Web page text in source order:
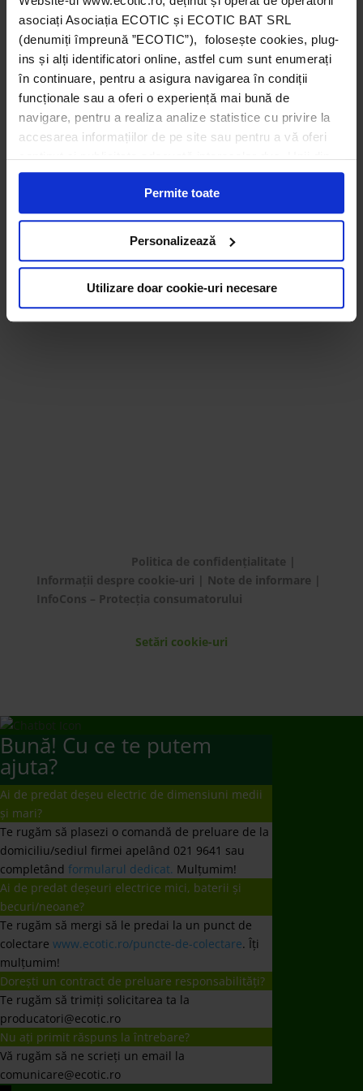
asociați Asociația ECOTIC și ECOTIC BAT SRL
(denumiți împreună ”ECOTIC”), folosește cookies, plug-
ins și alți identificatori online, astfel cum sunt enumerați
în continuare, pentru a asigura navigarea în condiții
funcționale sau a oferi o experiență mai bună de
navigare, pentru a realiza analize statistice cu privire la
accesarea informațiilor de pe site sau pentru a vă oferi
conținut și publicitate adecvată intereselor dvs. Unii din
acești identificatori online sunt plasați de către ECOTIC
(cookie-uri primare), alții sunt cookie-uri dintr-un domeniu
diferit de domeniul site-ului web pe care îl vizitați (cookie-
uri terțe). Găsiți în ferestrele Detalii și Despre informații
consimțământul cu privire la acestea.
Permite toate
Personalizează
Utilizare doar cookie-uri necesare
ECOTIC este membru WEEE Forum,WEEELABEX,
PRONEXA și al Coaliției PRO DEEE România
Politica de confidențialitate
Informații despre cookie-uri
Note de informare
InfoCons – Protecția consumatorului
Setări cookie-uri
Bună! Cu ce te putem
ajuta?
Ai de predat deșeu electric de dimensiuni medii
și mari?
Te rugăm să plasezi o comandă de preluare de la
domiciliu/sediul firmei apelând 021 9641 sau
completând formularul dedicat. Mulțumim!
Ai de predat deșeuri electrice mici, baterii și
becuri/neoane?
Te rugăm să mergi să le predai la un punct de
colectare www.ecotic.ro/puncte-de-colectare. Îți
mulțumim!
Dorești un contract de preluare responsabilități?
Te rugăm să trimiți solicitarea ta la
producatori@ecotic.ro
Nu ați primit răspuns la întrebare?
Vă rugăm să ne scrieți un email la
comunicare@ecotic.ro